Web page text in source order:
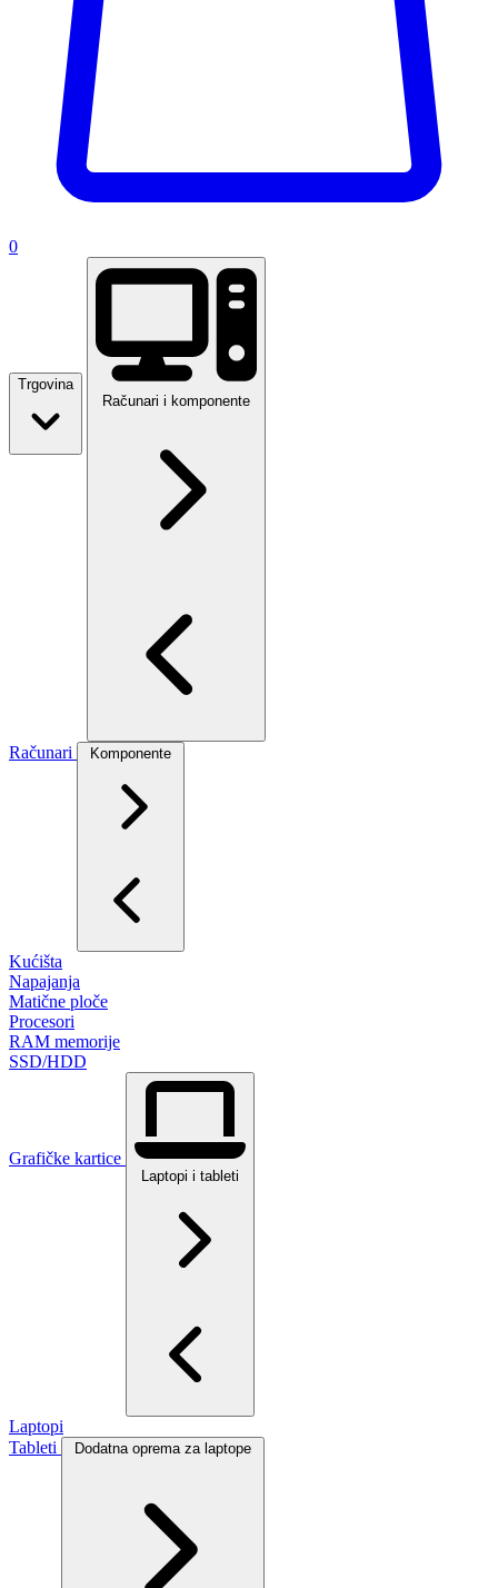
0
Trgovina
Računari i komponente
Računari Komponente
Kućišta
Napajanja
Matične ploče
Procesori
RAM memorije
SSD/HDD
Grafičke kartice
Laptopi i tableti
Laptopi
Tableti
Dodatna oprema za laptope